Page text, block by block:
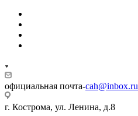
официальная почта-cah@inbox.ru
г. Кострома, ул. Ленина, д.8